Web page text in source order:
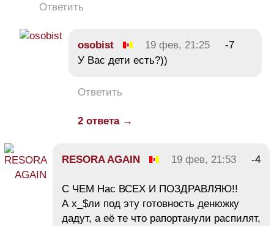
Ответить
osobist 19 фев, 21:25
-7
У Вас дети есть?))
Ответить
2 ответа →
RESORA AGAIN 19 фев, 21:53 -4
С ЧЕМ Нас ВСЕХ И ПОЗДРАВЛЯЮ!!
А х_$ли под эту готовность денюжку
дадут, а её те что рапортанули распилят,